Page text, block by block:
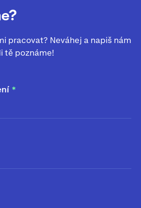
pracovat? Neváhej a napiš nám
tě poznáme!